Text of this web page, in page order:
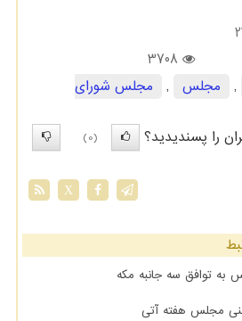
3708
, مجلس ,
مجلس شورای
را پسندیدید؟
(0)
X
به توافق سه جانبه مکه
مجلس هفته آتی